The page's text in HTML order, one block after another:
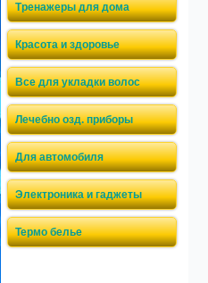
Тренажеры для дома
Красота и здоровье
Все для укладки волос
Лечебно озд. приборы
Для автомобиля
Электроника и гаджеты
Термо белье